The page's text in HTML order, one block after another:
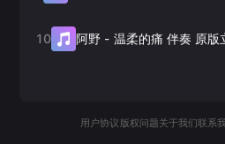
10 阿野 - 温柔的痛 伴奏 原版
用户协议 版权问题关于我们联系